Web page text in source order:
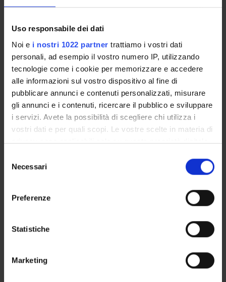
Uso responsabile dei dati
Noi e i nostri 1022 partner trattiamo i vostri dati
personali, ad esempio il vostro numero IP, utilizzando
tecnologie come i cookie per memorizzare e accedere
alle informazioni sul vostro dispositivo al fine di
pubblicare annunci e contenuti personalizzati, misurare
gli annunci e i contenuti, ricercare il pubblico e sviluppare
i servizi. Avete la possibilità di scegliere chi utilizza i
vostri dati e per quali scopi. Le vostre scelte in materia di
privacy sono applicabili solo su questa proprietà digitale
modificare o revocare il proprio consenso in qualsiasi
momento dalla Dichiarazione sui cookie o facendo clic
raccogliere informazioni sulla tua posizione
geografica, con un'approssimazione di qualche
Identificare il tuo dispositivo, scansionandolo
delNecessari
Preferenze
Statistiche
Marketing
DEPARTMENT ADMINISTRATION OFFICES
STUDENT ADMINISTRATION OFFICES
DEPARTMENT FACILITIES
RESEARCH LABORATORIES
RESEARCH CENTRES